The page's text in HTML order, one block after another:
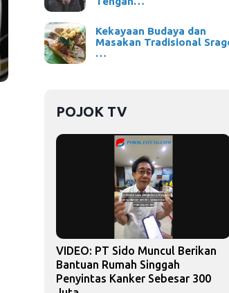
Kekayaan Budaya dan
Masakan Tradisional
…
POJOK TV
VIDEO: PT Sido Muncul Berikan
Bantuan Rumah Singgah
Penyintas Kanker Sebesar 300